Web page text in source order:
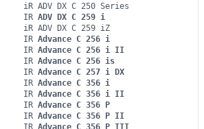
iR ADV DX C 250 Series
IR ADV DX C 259 i
iR ADV DX C 259 iZ
IR Advance C 256 i
IR Advance C 256 i II
IR Advance C 256 is
IR Advance C 257 i DX
IR Advance C 356 i
IR Advance C 356 i II
IR Advance C 356 P
IR Advance C 356 P II
IR Advance C 356 P III